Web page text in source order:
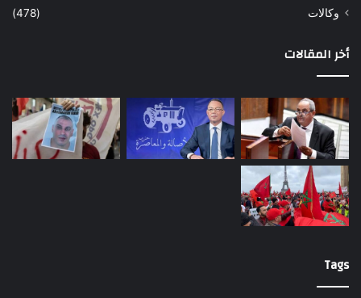
وكالات (478)
أخر المقالات
Tags